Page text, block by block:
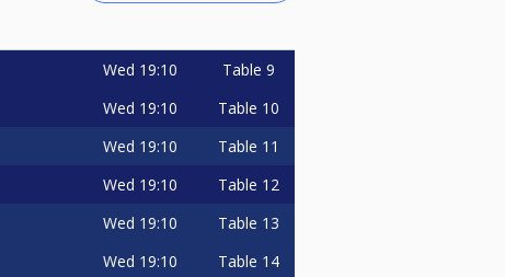
een beslissende set 10-ball (race
Wed 19:10 Table 9
Wed 19:10 Table 10
Wed 19:10 Table 11
Wed 19:10 Table 12
Wed 19:10 Table 13
Wed 19:10 Table 14